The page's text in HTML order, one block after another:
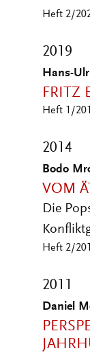
Heft 2/
2019
Hans-
FRITZ
Heft 1/
2014
Bodo
VOM
Die
Heft 2/
2011
Daniel